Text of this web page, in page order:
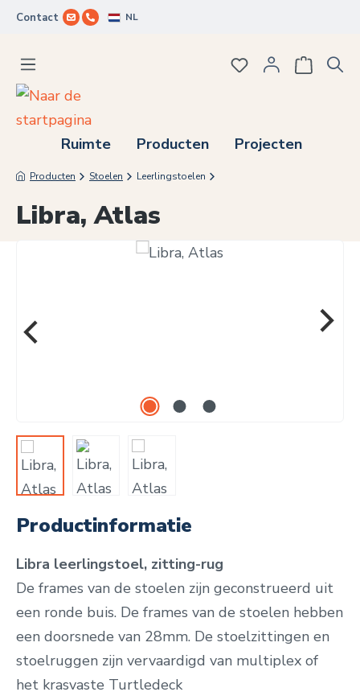
Ga naar de hoofdinhoud
Contact NL
Ruimte Producten Projecten
Je hebt 0 items
Producten Stoelen Leerlingstoelen
Libra, Atlas
Afbeeldingengalerij overslaan
Productinformatie
Libra leerlingstoel, zitting-rug
De frames van de stoelen zijn geconstrueerd uit
een ronde buis. De frames van de stoelen hebben
een doorsnede van 28mm. De stoelzittingen en
stoelruggen zijn vervaardigd van multiplex of
het krasvaste Turtledeck